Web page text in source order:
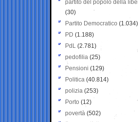
partito del popolo della
(30)
Partito Democratico (1.034)
PD (1.188)
PdL (2.781)
pedofilia (25)
Pensioni (129)
Politica (40.814)
polizia (253)
Porto (12)
povertà (502)